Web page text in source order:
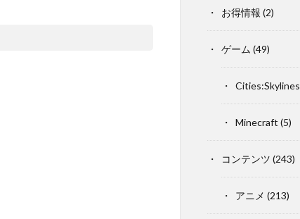
お得情報 (2)
ゲーム (49)
Cities:Skylines
Minecraft (5)
コンテンツ (243)
アニメ (213)